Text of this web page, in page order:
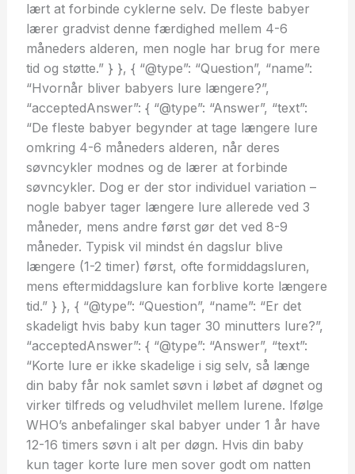
lært at forbinde cyklerne selv. De fleste babyer
lærer gradvist denne færdighed mellem 4-6
måneders alderen, men nogle har brug for mere
tid og støtte.” } }, { “@type”: “Question”, “name”:
“Hvornår bliver babyers lure længere?”,
“acceptedAnswer”: { “@type”: “Answer”, “text”:
“De fleste babyer begynder at tage længere lure
omkring 4-6 måneders alderen, når deres
søvncykler modnes og de lærer at forbinde
søvncykler. Dog er der stor individuel variation –
nogle babyer tager længere lure allerede ved 3
måneder, mens andre først gør det ved 8-9
måneder. Typisk vil mindst én dagslur blive
længere (1-2 timer) først, ofte formiddagsluren,
mens eftermiddagslure kan forblive korte længere
tid.” } }, { “@type”: “Question”, “name”: “Er det
skadeligt hvis baby kun tager 30 minutters lure?”,
“acceptedAnswer”: { “@type”: “Answer”, “text”:
“Korte lure er ikke skadelige i sig selv, så længe
din baby får nok samlet søvn i løbet af døgnet og
virker tilfreds og veludhvilet mellem lurene. Ifølge
WHO’s anbefalinger skal babyer under 1 år have
12-16 timers søvn i alt per døgn. Hvis din baby
kun tager korte lure men sover godt om natten